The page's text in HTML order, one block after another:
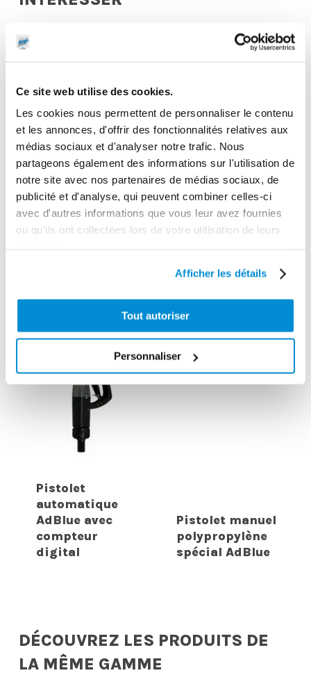
Ce site web utilise des cookies.
Les cookies nous permettent de personnaliser le contenu
et les annonces, d'offrir des fonctionnalités relatives aux
médias sociaux et d'analyser notre trafic. Nous
partageons également des informations sur l'utilisation de
notre site avec nos partenaires de médias sociaux, de
publicité et d'analyse, qui peuvent combiner celles-ci
avec d'autres informations que vous leur avez fournies
ou qu'ils ont collectées lors de votre utilisation de leurs
Afficher les détails
Tout autoriser
Personnaliser
Raccord
tournant (M/F)
1″ Gaz
Support fixe
pour enrouleur
AdBlue 8 m
Pistolet
automatique
AdBlue avec
compteur
digital
Pistolet manuel
polypropylène
spécial AdBlue
DÉCOUVREZ LES PRODUITS DE
LA MÊME GAMME